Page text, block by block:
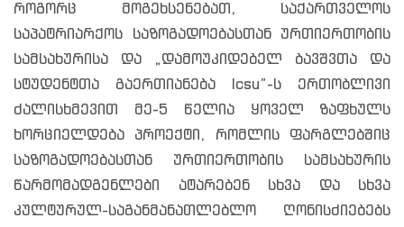
როგორც მოგეხსენებათ, საქართველოს
საპატრიარქოს საზოგადოებასთან ურთიერთობის
სამსახურისა და „დამოუკიდებელ ბავშვთა და
სტუდენტთა გაერთიანება Icsu”-ს ერთობლივი
ძალისხმევით მე-5 წელია ყოველ ზაფხულს
ხორციელდება პროექტი, რომლის ფარგლებშიც
საზოგადოებასთან ურთიერთობის სამსახურის
წარმომადგენლები ატარებენ სხვა და სხვა
კულტურულ-საგანმანათლებლო ღონისძიებებს